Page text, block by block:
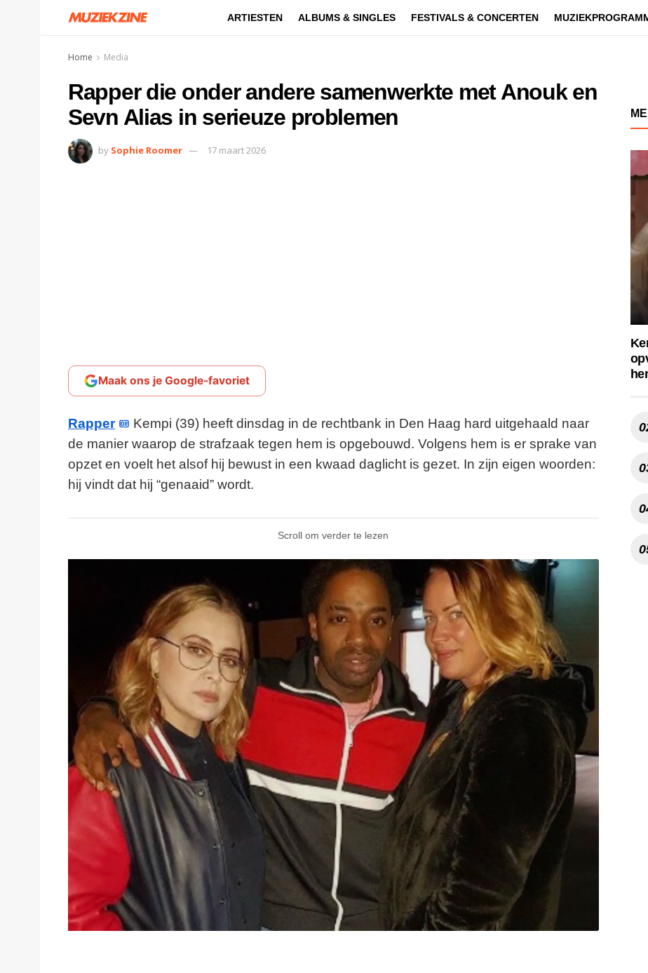
ARTIESTEN ALBUMS & SINGLES FESTIVALS & CONCERTEN
Home Media
Rapper die onder andere samenwerkte met Anouk en
Sevn Alias in serieuze problemen
by Sophie Roomer 17 maart 2026
Maak ons je Google-favoriet
Rapper
Kempi (39) heeft dinsdag in de rechtbank in Den Haag hard uitgehaald naar
de manier waarop de strafzaak tegen hem is opgebouwd. Volgens hem is er sprake van
opzet en voelt het alsof hij bewust in een kwaad daglicht is gezet. In zijn eigen woorden:
hij vindt dat hij “genaaid” wordt.
Scroll om verder te lezen